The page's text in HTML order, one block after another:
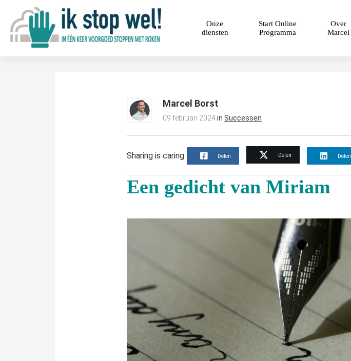
Onze
diensten
Start Online
Programma
Over
Marcel
Marcel Borst
09 februari 2024in Successen
Sharing is caring Delen Delen Delen
Een gedicht van Miriam